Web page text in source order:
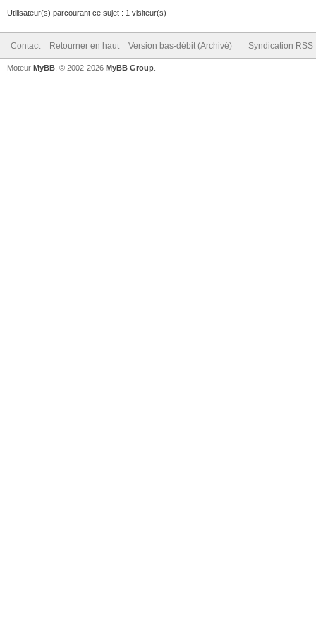
Utilisateur(s) parcourant ce sujet : 1 visiteur(s)
Contact Retourner en haut Version bas-débit (Archivé) Syndication RSS
Moteur MyBB , © 2002-2026 MyBB Group